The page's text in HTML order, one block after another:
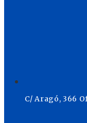
C/ Aragó, 366